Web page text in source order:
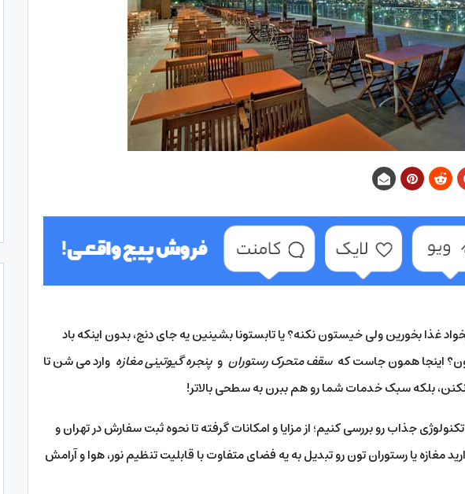
غذا بخورین ولی خیستون نکنه؟ یا تابستونا بشینین یه جای دنج، بدون اینکه باد
اینجا همون جاست کهسقف متحرک رستوران وپنجره گیوتینی مغازه وارد می شن تا
بلکه سبک خدمات شما رو هم ببرن به سطحی بالاتر!
جذاب رو بررسی کنیم؛ از مزایا و امکانات گرفته تا نحوه ثبت سفارش در تهران و
یا رستوران تون رو تبدیل به یه فضای متفاوت با قابلیت تنظیم نور، هوا و آرامش